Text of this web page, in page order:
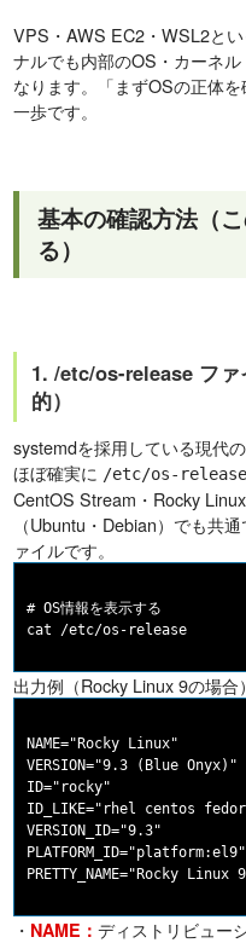
VPS・AWS EC2・WSL2と
ナルでも内部のOS・カーネ
なります。「まずOSの正体
一歩です。
基本の確認方法（
る）
1. /etc/os-release フ
的）
systemdを採用している現代
ほぼ確実に /etc/os-release
CentOS Stream・Rocky
（Ubuntu・Debian）でも共
ァイルです。
# OS情報を表示する
出力例（Rocky Linux 9の場合
NAME="Rocky Linux"
VERSION="9.3 (Blue Onyx)"
ID="rocky"
ID_LIKE="rhel centos
VERSION_ID="9.3"
PLATFORM_ID="platform:el9"
・ NAME：ディストリビュー